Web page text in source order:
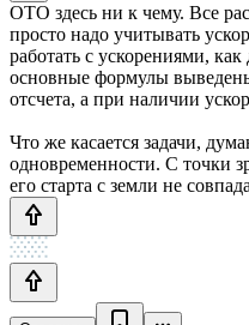
ОТО здесь ни к чему. Все
просто надо учитывать
работать с ускорениями,
основные формулы
отсчета, а при наличии
Что же касается задачи,
одновременности. С точки
его старта с земли не